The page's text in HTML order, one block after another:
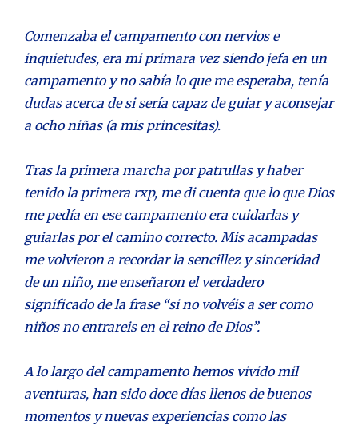
Comenzaba el campamento con nervios e
inquietudes, era mi primara vez siendo jefa en un
campamento y no sabía lo que me esperaba, tenía
dudas acerca de si sería capaz de guiar y aconsejar
a ocho niñas (a mis princesitas).
Tras la primera marcha por patrullas y haber
tenido la primera rxp, me di cuenta que lo que Dios
me pedía en ese campamento era cuidarlas y
guiarlas por el camino correcto. Mis acampadas
me volvieron a recordar la sencillez y sinceridad
de un niño, me enseñaron el verdadero
significado de la frase “si no volvéis a ser como
niños no entrareis en el reino de Dios”.
A lo largo del campamento hemos vivido mil
aventuras, han sido doce días llenos de buenos
momentos y nuevas experiencias como las